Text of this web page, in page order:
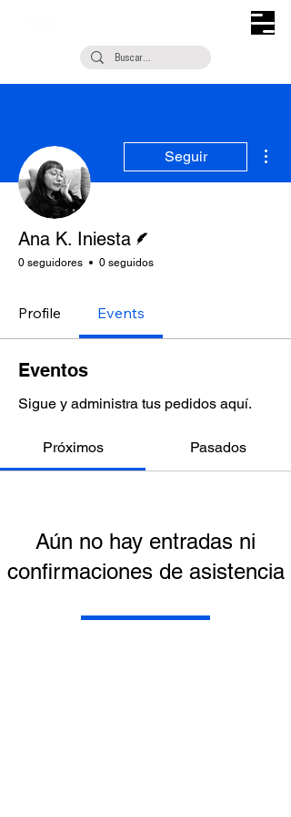
Seguir
Ana K. Iniesta
0 seguidores 0 seguidos
Profile Events
Eventos
Sigue y administra tus pedidos aquí.
Próximos Pasados
Aún no hay entradas ni
confirmaciones de asistencia